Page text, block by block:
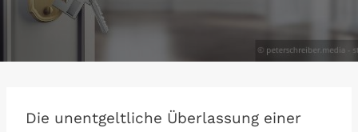
Die unentgeltliche Überlassung einer